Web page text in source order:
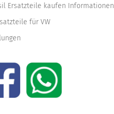
Ersatzteile kaufen Informationen
für VW